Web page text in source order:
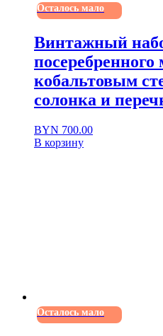
Осталось мало
Винтажный
посеребренного
кобальтовым
солонка и
BYN 700.00
В корзину
Осталось мало